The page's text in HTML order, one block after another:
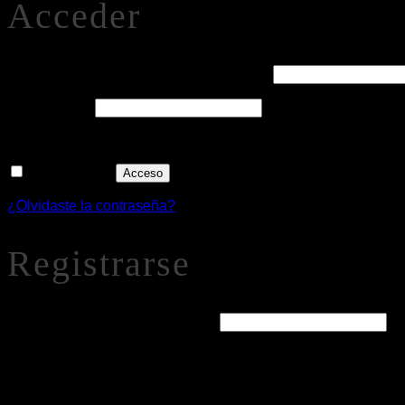
Acceder
Acceso
¿Olvidaste la contraseña?
Registrarse